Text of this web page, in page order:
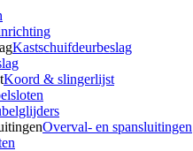
Kastschuifdeurbeslag
Koord & slingerlijst
Overval- en spansluitingen